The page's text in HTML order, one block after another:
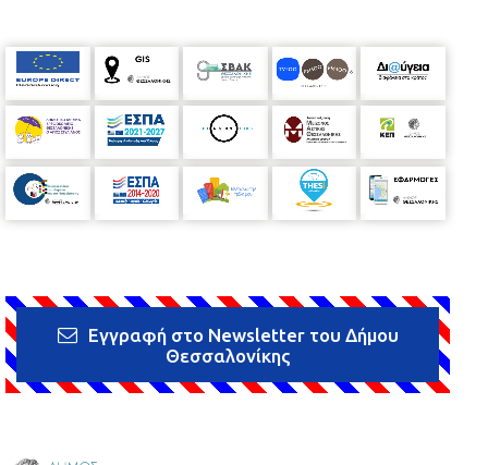
Εγγραφή στο Newsletter του Δήμου
Θεσσαλονίκης